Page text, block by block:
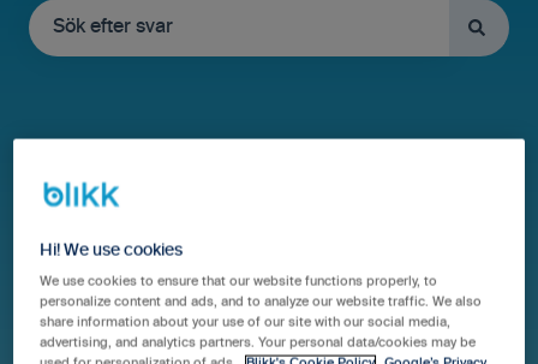
Hjälpcenter Blikk Pro & Business
Startsida
Genvägar
Hi! We use cookies
We use cookies to ensure that our website functions properly, to
personalize content and ads, and to analyze our website traffic. We also
share information about your use of our site with our social media,
advertising, and analytics partners. Your personal data/cookies may be